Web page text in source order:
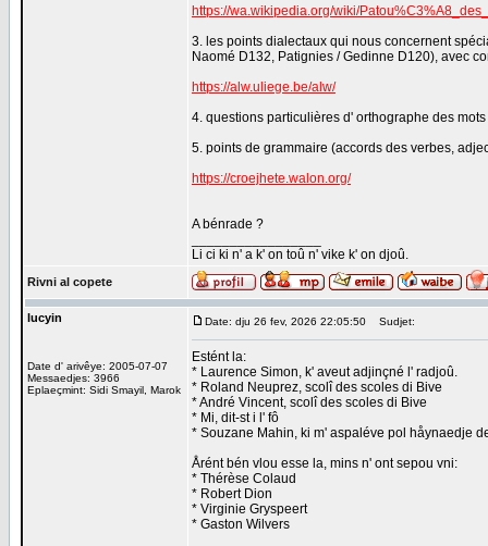
https://wa.wikipedia.org/wiki/
3. les points dialectaux qui nous concernent
Naomé D132, Patignies / Gedinne D120), avec
https://alw.uliege.be/alw/
4. questions particulières d' orthographe des
5. points de grammaire (accords des verbes,
https://croejhete.walon.org/
A bénrade ?
Li ci ki n' a k' on toû n' vike k' on djoû.
Rivni al copete
lucyin
Date d' arivêye: 2005-07-07
Messaedjes: 3966
Eplaeçmint: Sidi Smayil, Marok
Date: dju 26 fev, 2026 22:05:50 Sudjet:
Estént la:
* Laurence Simon, k' aveut adjinçné l' radjoû.
* Roland Neuprez, scolî des scoles di Bive
* André Vincent, scolî des scoles di Bive
* Mi, dit-st i l' fô
* Souzane Mahin, ki m' aspaléve pol håynaedje
Årént bén vlou esse la, mins n' ont sepou vni:
* Thérèse Colaud
* Robert Dion
* Virginie Gryspeert
* Gaston Wilvers